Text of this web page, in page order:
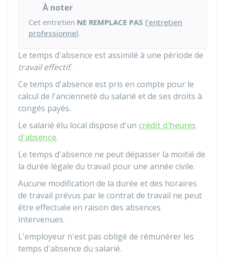
À noter
Cet entretien NE REMPLACE PAS l'entretien
professionnel.
Le temps d'absence est assimilé à une période de
travail effectif.
Ce temps d'absence est pris en compte pour le
calcul de l'ancienneté du salarié et de ses droits à
congés payés.
Le salarié élu local dispose d'un crédit d'heures
d'absence.
Le temps d'absence ne peut dépasser la moitié de
la durée légale du travail pour une année civile.
Aucune modification de la durée et des horaires
de travail prévus par le contrat de travail ne peut
être effectuée en raison des absences
intervenues.
L'employeur n'est pas obligé de rémunérer les
temps d'absence du salarié.